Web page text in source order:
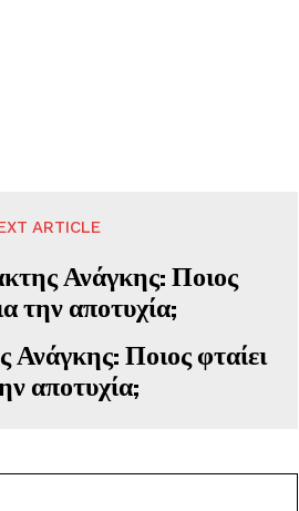
ARTICLE
Ποιος φταίει
αποτυχία;